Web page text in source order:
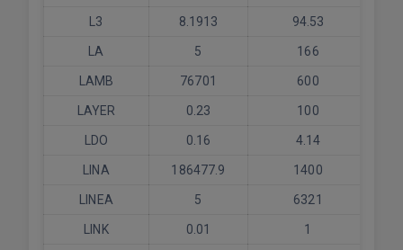
L3 8.1913 94.53
LA 5 166
LAMB 76701 600
LAYER 0.23 100
LDO 0.16 4.14
LINA 186477.9 1400
LINEA 5 6321
LINK 0.01 1